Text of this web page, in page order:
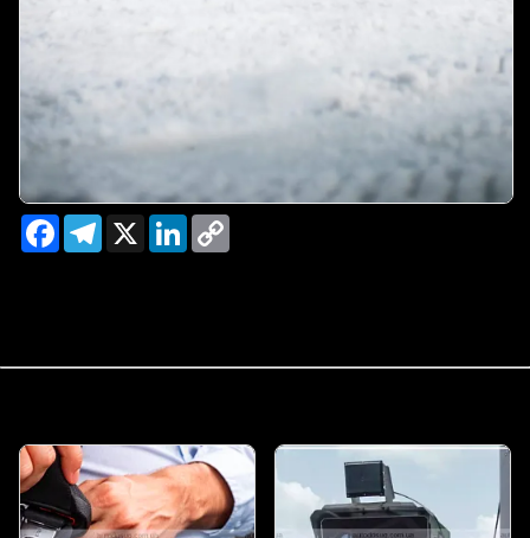
FacebookTelegram
X LinkedIn